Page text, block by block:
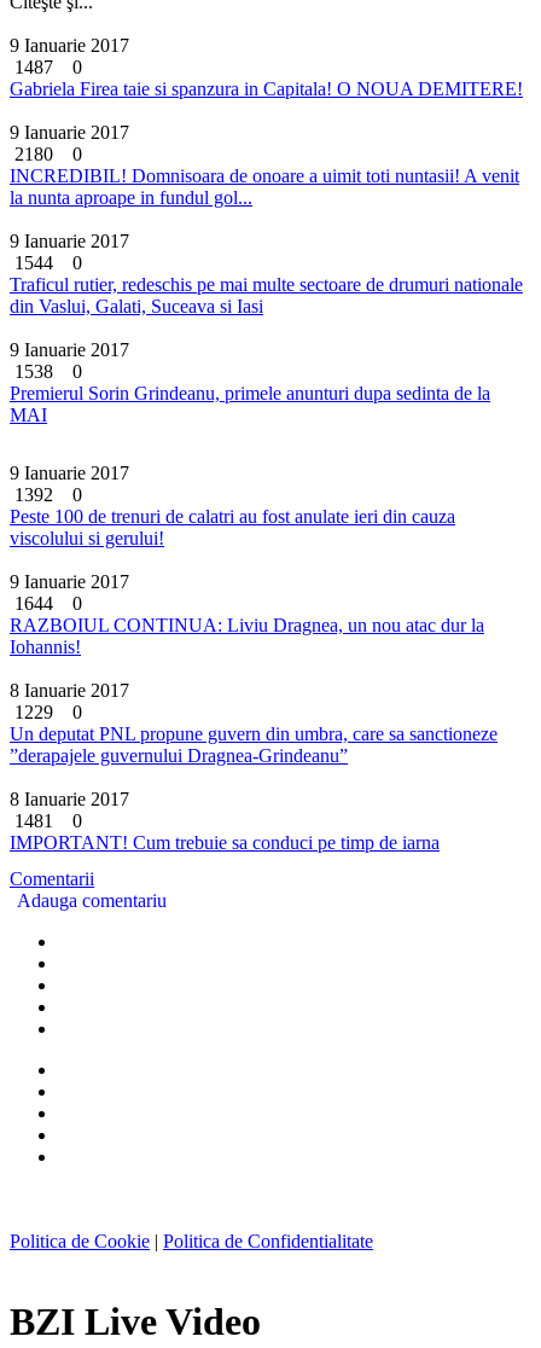
9 Ianuarie 2017
1487
0
Gabriela Firea taie si spanzura in Capitala! O NOUA DEMITERE!
9 Ianuarie 2017
2180
0
INCREDIBIL! Domnisoara de onoare a uimit toti nuntasii! A venit
la nunta aproape in fundul gol...
9 Ianuarie 2017
1544
0
Traficul rutier, redeschis pe mai multe sectoare de drumuri nationale
din Vaslui, Galati, Suceava si Iasi
9 Ianuarie 2017
1538
0
Premierul Sorin Grindeanu, primele anunturi dupa sedinta de la
MAI
9 Ianuarie 2017
1392
0
Peste 100 de trenuri de calatri au fost anulate ieri din cauza
viscolului si gerului!
9 Ianuarie 2017
1644
0
RAZBOIUL CONTINUA: Liviu Dragnea, un nou atac dur la
Iohannis!
8 Ianuarie 2017
1229
0
Un deputat PNL propune guvern din umbra, care sa sanctioneze
”derapajele guvernului Dragnea-Grindeanu”
8 Ianuarie 2017
1481
0
IMPORTANT! Cum trebuie sa conduci pe timp de iarna
Comentarii
Adauga comentariu
Politica de Cookie | Politica de Confidentialitate
BZI Live Video